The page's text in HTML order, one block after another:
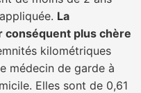
La
conséquent plus chère
kilométriques
médecin de garde à
Elles sont de 0,61